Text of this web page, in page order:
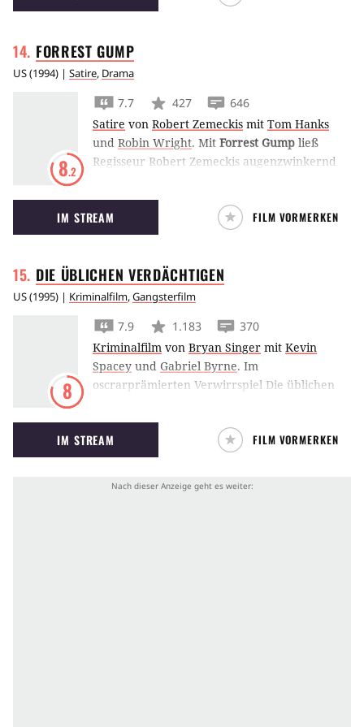
Lauf.
FORRESTGUMP
US(1994) | Satire, Drama
8.2
7.7 427
646
Satire von Robert Zemeckis mit Tom Hanks
und Robin Wright. Mit Forrest Gump ließ
Regisseur Robert Zemeckis augenzwinkernd
Forrest Gump Zeitgeschichte miterleben. Tom
Hanks gewann für seine Darstellung den
Oscar.
IM STREAM FILM VORMERKEN
DIE ÜBLICHEN VERDÄCHTIGEN
US(1995) | Kriminalfilm,Gangsterfilm
8
7.9 1.183
370
Kriminalfilm von Bryan Singer mit Kevin
Spacey und Gabriel Byrne. Im
oscrarprämierten Verwirrspiel Die üblichen
vom legendären Keyser Soze zu einem Job
gezwungen. Bryan Singers Thriller beinhaltet
einen der bekanntesten Twists der
IM STREAM FILM VORMERKEN